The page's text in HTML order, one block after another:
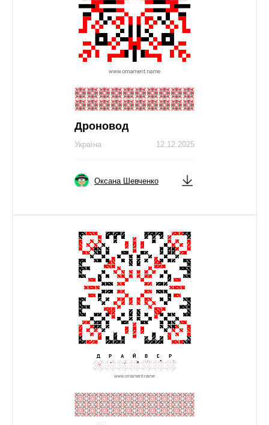
Дроновод
12.12.2025
Україна
Оксана Шевченко